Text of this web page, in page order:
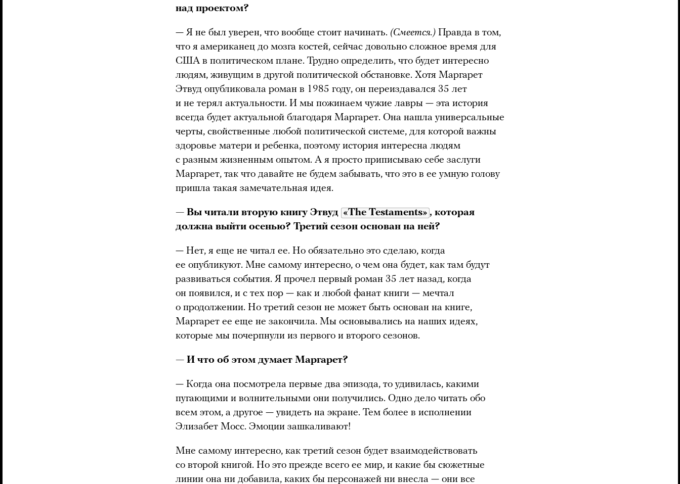
над проектом?
— Я не был уверен, что вообще стоит начинать. (Смеется.) Правда в том,
что я американец до мозга костей, сейчас довольно сложное время для
США в политическом плане. Трудно определить, что будет интересно
людям, живущим в другой политической обстановке. Хотя Маргарет
Этвуд опубликовала роман в 1985 году, он переиздавался 35 лет
и не терял актуальности. И мы пожинаем чужие лавры — эта история
всегда будет актуальной благодаря Маргарет. Она нашла универсальные
черты, свойственные любой политической системе, для которой важны
здоровье матери и ребенка, поэтому история интересна людям
с разным жизненным опытом. А я просто приписываю себе заслуги
Маргарет, так что давайте не будем забывать, что это в ее умную голову
пришла такая замечательная идея.
— Вы читали вторую книгу Этвуд «The Testaments» , которая
должна выйти осенью? Третий сезон основан на ней?
— Нет, я еще не читал ее. Но обязательно это сделаю, когда
ее опубликуют. Мне самому интересно, о чем она будет, как там будут
развиваться события. Я прочел первый роман 35 лет назад, когда
он появился, и с тех пор — как и любой фанат книги — мечтал
о продолжении. Но третий сезон не может быть основан на книге,
Маргарет ее еще не закончила. Мы основывались на наших идеях,
которые мы почерпнули из первого и второго сезонов.
— И что об этом думает Маргарет?
— Когда она посмотрела первые два эпизода, то удивилась, какими
пугающими и волнительными они получились. Одно дело читать обо
всем этом, а другое — увидеть на экране. Тем более в исполнении
Элизабет Мосс. Эмоции зашкаливают!
Мне самому интересно, как третий сезон будет взаимодействовать
со второй книгой. Но это прежде всего ее мир, и какие бы сюжетные
линии она ни добавила, каких бы персонажей ни внесла — они все